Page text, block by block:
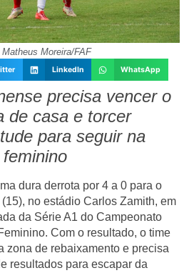
Moreira/FAF
LinkedIn WhatsApp
precisa vencer o
de casa e torcer
para seguir na
dura derrota por 4 a 0 para o
no estádio Carlos Zamith, em
da Série A1 do Campeonato
Com o resultado, o time
zona de rebaixamento e precisa
resultados para escapar da